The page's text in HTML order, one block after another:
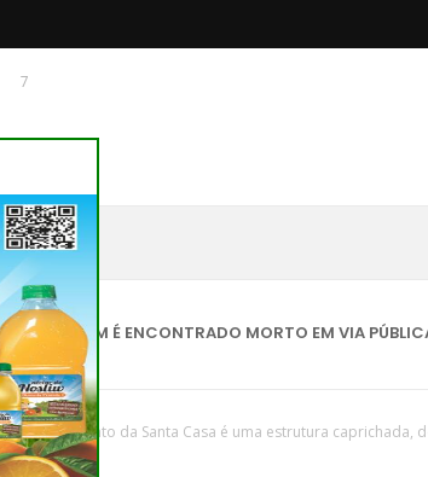
7
É ENCONTRADO MORTO EM VIA PÚBLICA COM
Atendimento da Santa Casa é uma estrutura caprichada,